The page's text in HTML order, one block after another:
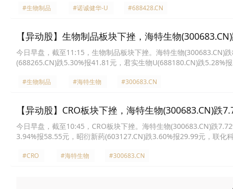
#生物制品 #诺诚健华-U #688428.CN
【异动股】生物制品板块下挫，海特生物
今日早盘，截至11:15，生物制品板块下挫。海特生物(300683.CN)
(688265.CN)跌5.30%报41.81元，君实生物U(688180.CN)跌5.28%
#生物制品 #海特生物 #300683.CN
【异动股】CRO板块下挫，海特生物(300683.CN)跌
今日早盘，截至10:45，CRO板块下挫。海特生物(300683.CN)跌
3.94%报58.55元，昭衍新药(603127.CN)跌3.60%报29.99元，联化
#CRO #海特生物 #300683.CN